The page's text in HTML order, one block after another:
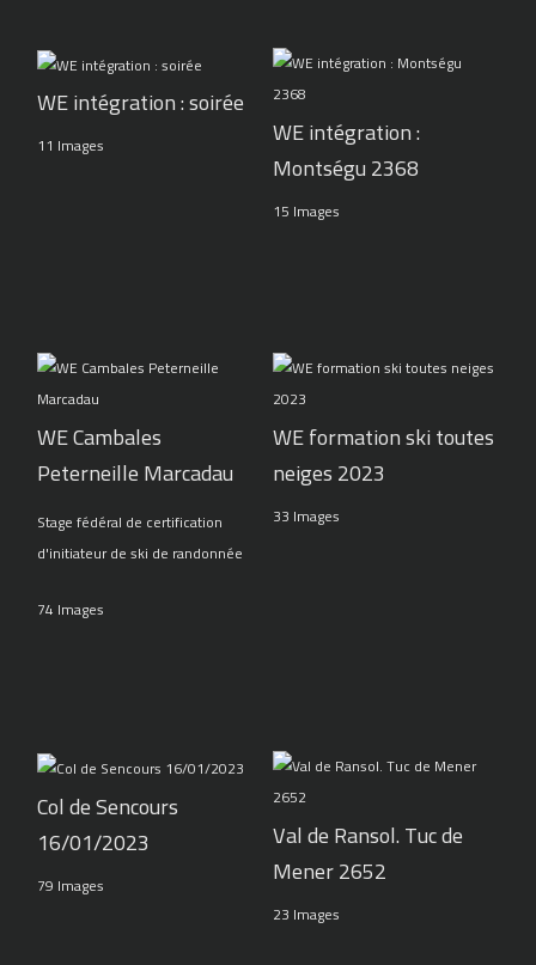
WE intégration : soirée
11 Images
WE intégration :
Montségu 2368
15 Images
WE Cambales
Peterneille Marcadau
Stage fédéral de certification
d'initiateur de ski de randonnée
74 Images
WE formation ski toutes
neiges 2023
33 Images
Col de Sencours
16/01/2023
79 Images
Val de Ransol. Tuc de
Mener 2652
23 Images